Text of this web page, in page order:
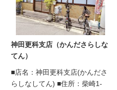
神田更科支店（かんださらしな
てん）
■店名：神田更科支店(かんださ
らしなしてん) ■住所：柴崎1-